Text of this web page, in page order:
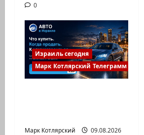
0
Израиль сегодня
Марк Котлярский Телеграмм Канал
Марк Котлярский
09.08.2026